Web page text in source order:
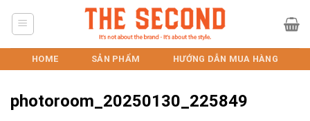
HOME SẢN PHẨM HƯỚNG DẪN MUA HÀNG
photoroom_20250130_225849